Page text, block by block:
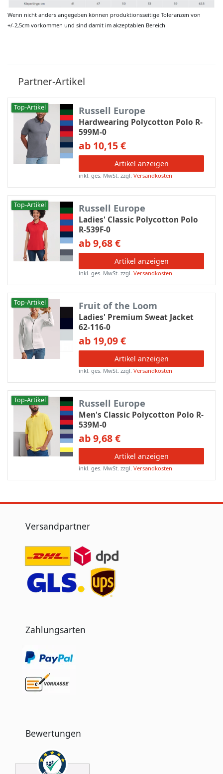
Wenn nicht anders angegeben können produktionsseitige Toleranzen von
+/-2,5cm vorkommen und sind damit im akzeptablen Bereich
Partner-Artikel
Top-Artikel Russell Europe
Hardwearing Polycotton Polo R-
599M-0
ab 10,15 €
Artikel anzeigen
inkl. ges. MwSt. zzgl.Versandkosten
Top-Artikel Russell Europe
Ladies' Classic Polycotton Polo
R-539F-0
ab 9,68 €
Artikel anzeigen
inkl. ges. MwSt. zzgl.Versandkosten
Top-Artikel Fruit of the Loom
Ladies' Premium Sweat Jacket
62-116-0
ab 19,09 €
Artikel anzeigen
inkl. ges. MwSt. zzgl.Versandkosten
Top-Artikel Russell Europe
Men's Classic Polycotton Polo R-
539M-0
ab 9,68 €
Artikel anzeigen
inkl. ges. MwSt. zzgl.Versandkosten
Versandpartner
Zahlungsarten
Bewertungen